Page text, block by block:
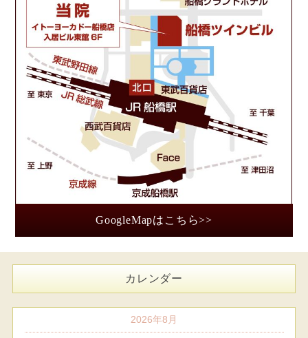
GoogleMapはこちら>>
カレンダー
2026年8月